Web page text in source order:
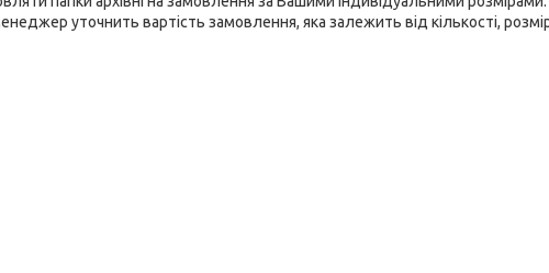
уточнить вартість замовлення, яка залежить від кількості,